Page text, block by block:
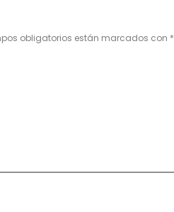
obligatorios están marcados con *